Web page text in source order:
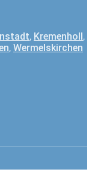
, Kremenholl,
, Wermelskirchen